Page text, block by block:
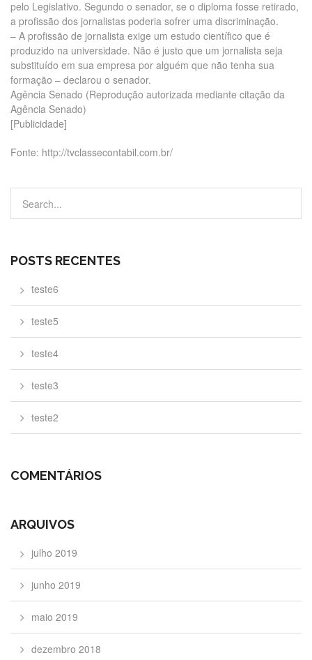
pelo Legislativo. Segundo o senador, se o diploma fosse retirado,
a profissão dos jornalistas poderia sofrer uma discriminação.
– A profissão de jornalista exige um estudo científico que é
produzido na universidade. Não é justo que um jornalista seja
substituído em sua empresa por alguém que não tenha sua
formação – declarou o senador.
Agência Senado (Reprodução autorizada mediante citação da
Agência Senado)
[Publicidade]
Fonte: http://tvclassecontabil.com.br/
POSTS RECENTES
teste6
teste5
teste4
teste3
teste2
COMENTÁRIOS
ARQUIVOS
julho 2019
junho 2019
maio 2019
dezembro 2018